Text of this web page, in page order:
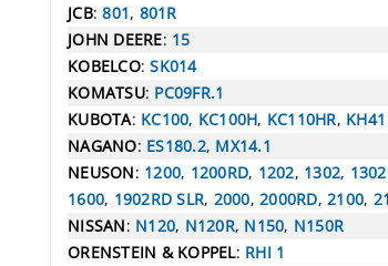
JCB:801, 801R
JOHN DEERE: 15
KOBELCO:SK014
KOMATSU: PC09FR.1
KUBOTA: KC100, KC100H, KC110HR, KH41
NAGANO: ES180.2, MX14.1
NEUSON: 1200, 1200RD, 1202, 1302,
1600, 1902RD SLR, 2000, 2000RD, 2100,
NISSAN: N120, N120R, N150, N150R
ORENSTEIN & KOPPEL: RHI 1